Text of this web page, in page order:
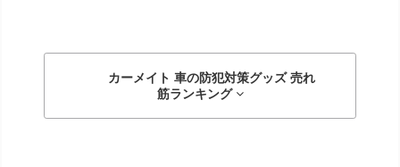
カーメイト 車の防犯対策グッズ売れ
筋ランキング